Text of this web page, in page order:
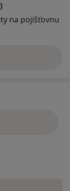
na pojišťovnu